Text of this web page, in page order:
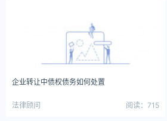
企业转让中债权债务如何处置
法律顾问 阅读：715